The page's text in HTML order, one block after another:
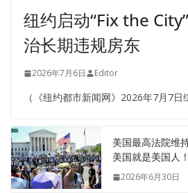
纽约启动“Fix the
治长期违规房东
2026年7月6日 Editor
（《纽约都市新闻网》2026年7月7日
美国最高法院维
美国就是美国人！
2026年6月30日